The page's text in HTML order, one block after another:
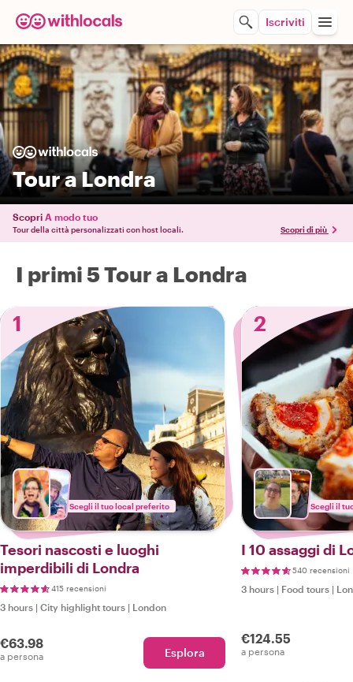
Iscriviti
Tour a Londra
Scopri A modo tuo
Tour della città personalizzati con host locali. Scopri di più
I primi 5 Tour a Londra
1
Scegli il tuo local preferito
Tesori nascosti e luoghi
imperdibili di Londra
415 recensioni
3 hours | City highlight tours | London
€63.98
a persona Esplora
2
Scegli il
I 10 assaggi di
540 recensioni
3 hours | Food tours |
€124.55
a persona